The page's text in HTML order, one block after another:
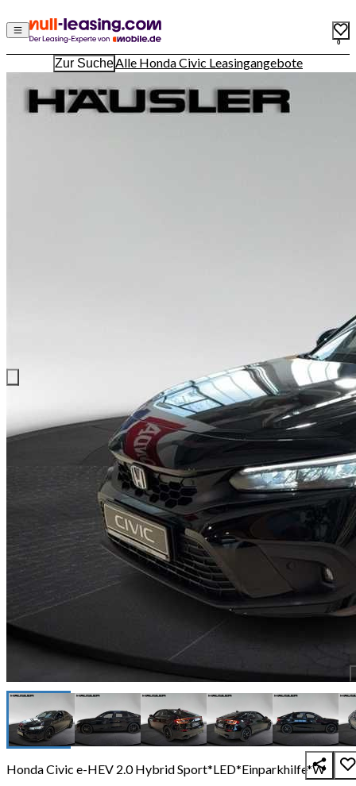
0
Zur SucheAlle Honda Civic Leasingangebote
Honda Civic e-HEV 2.0 Hybrid Sport*LED*Einparkhilfe*W